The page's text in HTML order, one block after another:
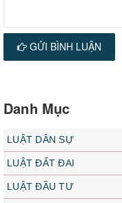
GỬI BÌNH LUẬN
Danh Mục
LUẬT DÂN SỰ
LUẬT ĐẤT ĐAI
LUẬT ĐẦU TƯ